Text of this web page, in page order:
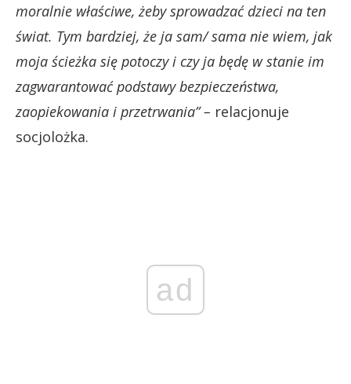
moralnie właściwe, żeby sprowadzać dzieci na ten
świat. Tym bardziej, że ja sam/ sama nie wiem, jak
moja ścieżka się potoczy i czy ja będę w stanie im
zagwarantować podstawy bezpieczeństwa,
zaopiekowania i przetrwania” – relacjonuje
socjolożka.
ad